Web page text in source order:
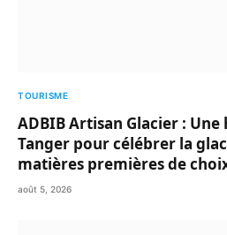
TOURISME
ADBIB Artisan Glacier :
Tanger pour célébrer la
matières premières de
août 5, 2026